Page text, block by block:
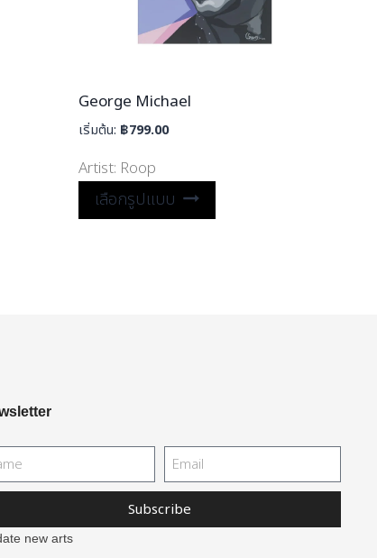
George Michael
เริ่มต้น: ฿799.00
Artist: Roop
เลือกรูปแบบ
Subscribe
new arts